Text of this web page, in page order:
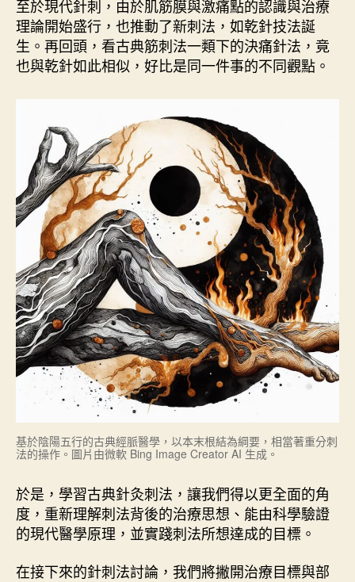
至於現代針刺，由於肌筋膜與激痛點的認識與治療
理論開始盛行，也推動了新刺法，如乾針技法誕
生。再回頭，看古典筋刺法一類下的決痛針法，竟
也與乾針如此相似，好比是同一件事的不同觀點。
基於陰陽五行的古典經脈醫學，以本末根結為綱要，相當著重分刺
法的操作。圖片由微軟 Bing Image Creator AI 生成。
於是，學習古典針灸刺法，讓我們得以更全面的角
度，重新理解刺法背後的治療思想、能由科學驗證
的現代醫學原理，並實踐刺法所想達成的目標。
在接下來的針刺法討論，我們將撇開治療目標與部